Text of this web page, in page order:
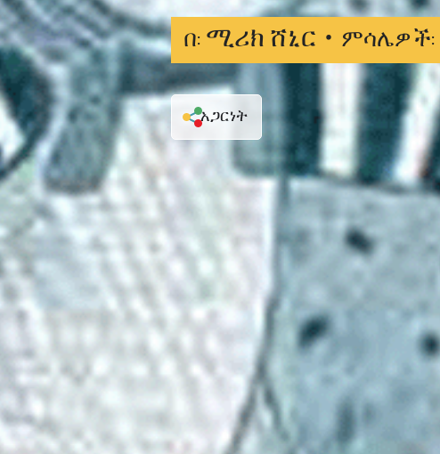
በ: ሚሪክ ሸኒር • ምሳሌዎች:
አጋርነት